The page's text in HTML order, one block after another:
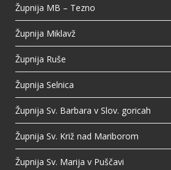
Župnija MB – Tezno
Župnija Miklavž
Župnija Ruše
Župnija Selnica
Župnija Sv. Barbara v Slov. goricah
Župnija Sv. Križ nad Mariborom
Župnija Sv. Marija v Puščavi